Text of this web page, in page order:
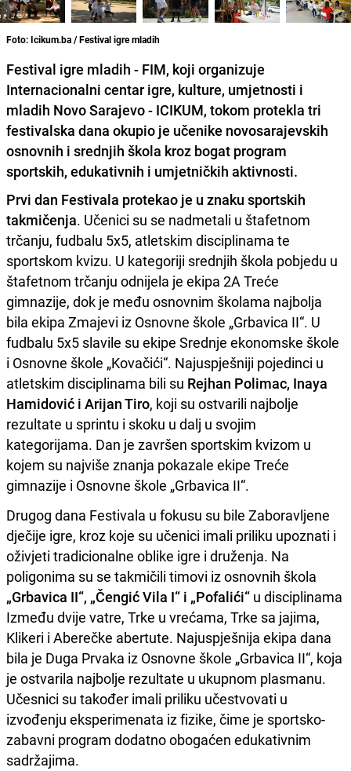
Foto: Icikum.ba / Festival igre mladih
Festival igre mladih - FIM, koji organizuje
Internacionalni centar igre, kulture, umjetnosti i
mladih Novo Sarajevo - ICIKUM, tokom protekla tri
festivalska dana okupio je učenike novosarajevskih
osnovnih i srednjih škola kroz bogat program
sportskih, edukativnih i umjetničkih aktivnosti.
Prvi dan Festivala protekao je u znaku sportskih
takmičenja. Učenici su se nadmetali u štafetnom
trčanju, fudbalu 5x5, atletskim disciplinama te
sportskom kvizu. U kategoriji srednjih škola pobjedu u
štafetnom trčanju odnijela je ekipa 2A Treće
gimnazije, dok je među osnovnim školama najbolja
bila ekipa Zmajevi iz Osnovne škole „Grbavica II“. U
fudbalu 5x5 slavile su ekipe Srednje ekonomske škole
i Osnovne škole „Kovačići“. Najuspješniji pojedinci u
atletskim disciplinama bili su Rejhan Polimac, Inaya
Hamidović i Arijan Tiro, koji su ostvarili najbolje
rezultate u sprintu i skoku u dalj u svojim
kategorijama. Dan je završen sportskim kvizom u
kojem su najviše znanja pokazale ekipe Treće
gimnazije i Osnovne škole „Grbavica II“.
Drugog dana Festivala u fokusu su bile Zaboravljene
dječije igre, kroz koje su učenici imali priliku upoznati i
oživjeti tradicionalne oblike igre i druženja. Na
poligonima su se takmičili timovi iz osnovnih škola
„Grbavica II“, „Čengić Vila I“ i „Pofalići“ u disciplinama
Između dvije vatre, Trke u vrećama, Trke sa jajima,
Klikeri i Aberečke abertute. Najuspješnija ekipa dana
bila je Duga Prvaka iz Osnovne škole „Grbavica II“, koja
je ostvarila najbolje rezultate u ukupnom plasmanu.
Učesnici su također imali priliku učestvovati u
izvođenju eksperimenata iz fizike, čime je sportsko-
zabavni program dodatno obogaćen edukativnim
sadržajima.